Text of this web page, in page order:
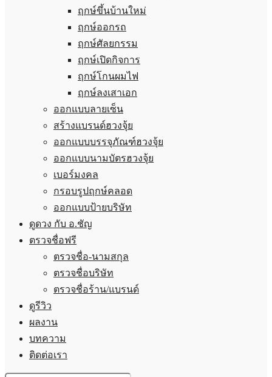
ฤกษ์ขึ้นบ้านใหม่
ฤกษ์ออกรถ
ฤกษ์ศัลยกรรม
ฤกษ์เปิดกิจการ
ฤกษ์โกนผมไฟ
ฤกษ์ลงเสาเอก
ออกแบบลายเซ็น
สร้างแบรนด์ฮวงจุ้ย
ออกแบบบรรจุภัณฑ์ฮวงจุ้ย
ออกแบบนามบัตรฮวงจุ้ย
เบอร์มงคล
กรอบรูปฤกษ์คลอด
ออกแบบป้ายบริษัท
ดูดวง กับ อ.ชัญ
ตรวจชื่อฟรี
ตรวจชื่อ-นามสกุล
ตรวจชื่อบริษัท
ตรวจชื่อร้าน/แบรนด์
ดูรีวิว
ผลงาน
บทความ
ติดต่อเรา